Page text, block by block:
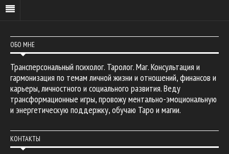
ОБО МНЕ
Трансперсональный психолог. Таролог. Маг. Консультация и
гармонизация по темам личной жизни и отношений, финансов и
карьеры, личностного и социального развития. Веду
трансформационные игры, провожу ментально-эмоциональную
и энергетическую поддержку, обучаю Таро и магии.
КОНТАКТЫ